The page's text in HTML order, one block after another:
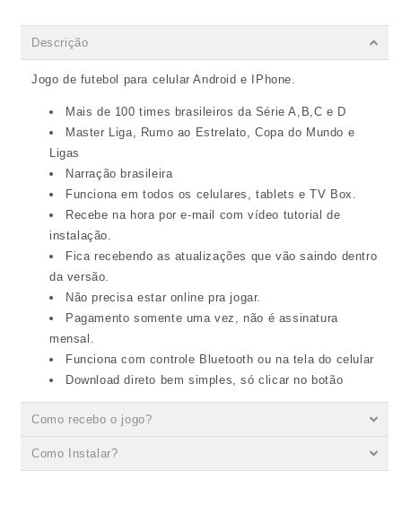
Descrição
Jogo de futebol para celular Android e IPhone.
Mais de 100 times brasileiros da Série A,B,C e D
Master Liga, Rumo ao Estrelato, Copa do Mundo e
Ligas
Narração brasileira
Funciona em todos os celulares, tablets e TV Box.
Recebe na hora por e-mail com vídeo tutorial de
instalação.
Fica recebendo as atualizações que vão saindo dentro
da versão.
Não precisa estar online pra jogar.
Pagamento somente uma vez, não é assinatura
mensal.
Funciona com controle Bluetooth ou na tela do celular
Download direto bem simples, só clicar no botão
Como recebo o jogo?
Como Instalar?